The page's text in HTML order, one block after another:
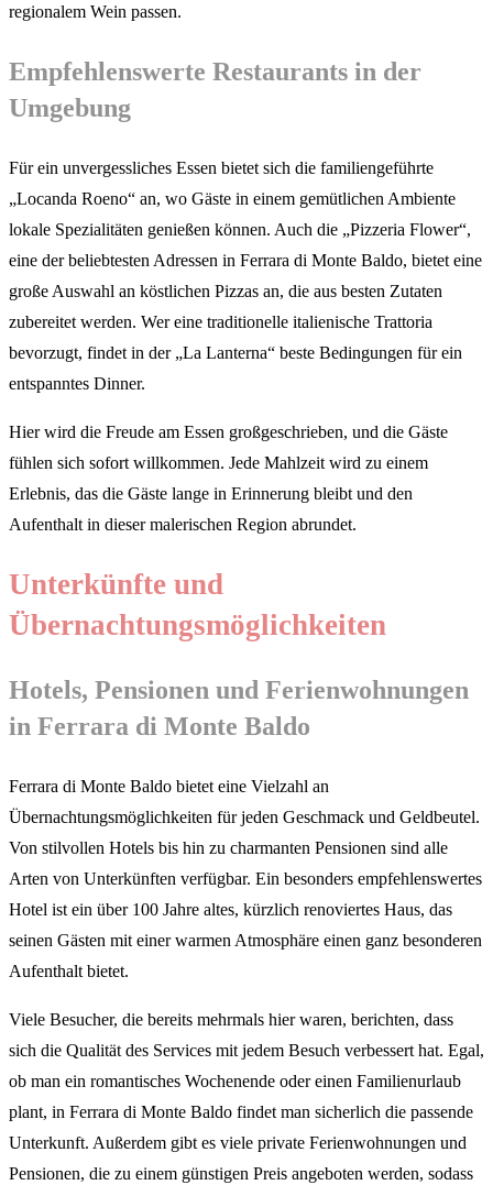
regionalem Wein passen.
Empfehlenswerte Restaurants in der
Umgebung
Für ein unvergessliches Essen bietet sich die familiengeführte
„Locanda Roeno“ an, wo Gäste in einem gemütlichen Ambiente
lokale Spezialitäten genießen können. Auch die „Pizzeria Flower“,
eine der beliebtesten Adressen in Ferrara di Monte Baldo, bietet eine
große Auswahl an köstlichen Pizzas an, die aus besten Zutaten
zubereitet werden. Wer eine traditionelle italienische Trattoria
bevorzugt, findet in der „La Lanterna“ beste Bedingungen für ein
entspanntes Dinner.
Hier wird die Freude am Essen großgeschrieben, und die Gäste
fühlen sich sofort willkommen. Jede Mahlzeit wird zu einem
Erlebnis, das die Gäste lange in Erinnerung bleibt und den
Aufenthalt in dieser malerischen Region abrundet.
Unterkünfte und
Übernachtungsmöglichkeiten
Hotels, Pensionen und Ferienwohnungen
in Ferrara di Monte Baldo
Ferrara di Monte Baldo bietet eine Vielzahl an
Übernachtungsmöglichkeiten für jeden Geschmack und Geldbeutel.
Von stilvollen Hotels bis hin zu charmanten Pensionen sind alle
Arten von Unterkünften verfügbar. Ein besonders empfehlenswertes
Hotel ist ein über 100 Jahre altes, kürzlich renoviertes Haus, das
seinen Gästen mit einer warmen Atmosphäre einen ganz besonderen
Aufenthalt bietet.
Viele Besucher, die bereits mehrmals hier waren, berichten, dass
sich die Qualität des Services mit jedem Besuch verbessert hat. Egal,
ob man ein romantisches Wochenende oder einen Familienurlaub
plant, in Ferrara di Monte Baldo findet man sicherlich die passende
Unterkunft. Außerdem gibt es viele private Ferienwohnungen und
Pensionen, die zu einem günstigen Preis angeboten werden, sodass